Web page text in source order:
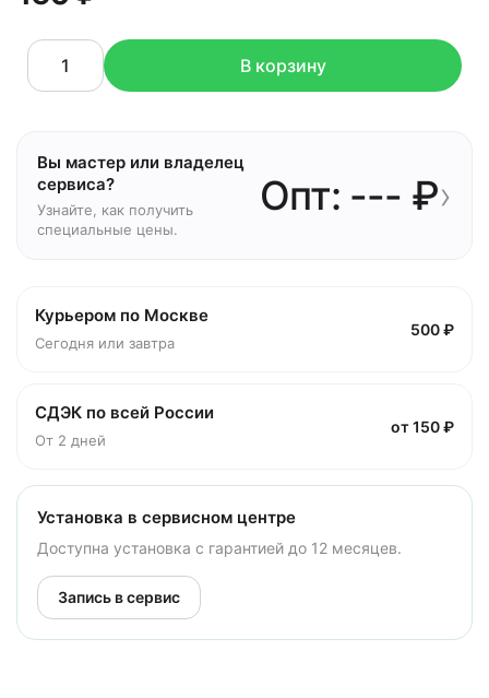
В корзину
Вы мастер или владелец
сервиса?
Узнайте, как получить
специальные цены.
Опт: --- ₽›
Курьером по Москве
Сегодня или завтра
500 ₽
СДЭК по всей России
От 2 дней
от 150 ₽
Установка в сервисном центре
Доступна установка с гарантией до 12 месяцев.
Запись в сервис